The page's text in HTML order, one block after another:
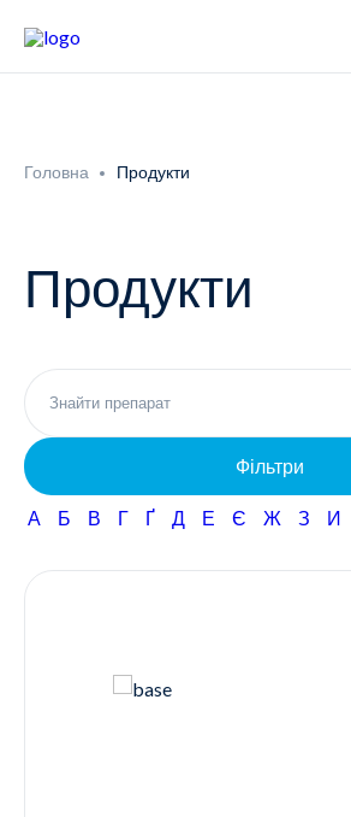
Новини
Неврологія
Гінекологія
Фармаконагляд
Кар'єра
Головна Продукти
Продукти
Фільтри
А Б В Г Ґ Д Е Є Ж З И